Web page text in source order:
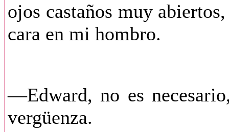
ojos castaños muy
cara en mi hombro.
—Edward, no es
vergüenza.